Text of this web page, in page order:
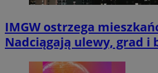
IMGW ostrzega
Nadciągają ulewy, grad i